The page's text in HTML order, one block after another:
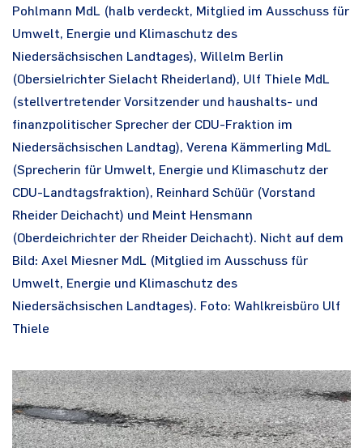
Pohlmann MdL (halb verdeckt, Mitglied im Ausschuss für
Umwelt, Energie und Klimaschutz des
Niedersächsischen Landtages), Willelm Berlin
(Obersielrichter Sielacht Rheiderland), Ulf Thiele MdL
(stellvertretender Vorsitzender und haushalts- und
finanzpolitischer Sprecher der CDU-Fraktion im
Niedersächsischen Landtag), Verena Kämmerling MdL
(Sprecherin für Umwelt, Energie und Klimaschutz der
CDU-Landtagsfraktion), Reinhard Schüür (Vorstand
Rheider Deichacht) und Meint Hensmann
(Oberdeichrichter der Rheider Deichacht). Nicht auf dem
Bild: Axel Miesner MdL (Mitglied im Ausschuss für
Umwelt, Energie und Klimaschutz des
Niedersächsischen Landtages). Foto: Wahlkreisbüro Ulf
Thiele